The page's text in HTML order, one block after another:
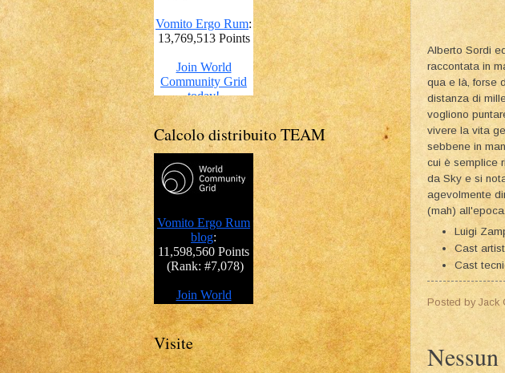
Alberto Sordi
raccontata in
qua e là, forse
distanza di
vogliono
vivere la vita
sebbene in
cui è semplice
da Sky e si
agevolmente
(mah)
Luigi
Cast
Cast
Posted by Jack
Calcolo distribuito TEAM
Visite